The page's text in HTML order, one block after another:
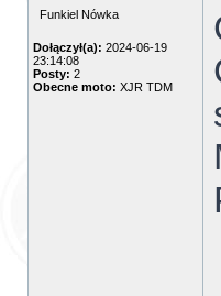
Funkiel Nówka
Dołączył(a): 2024-06-19
23:14:08
Posty: 2
Obecne moto: XJR TDM